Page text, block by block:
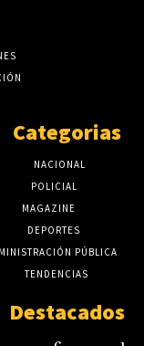
Categorias
NACIONAL
POLICIAL
MAGAZINE
DEPORTES
PÚBLICA
TENDENCIAS
Destacados